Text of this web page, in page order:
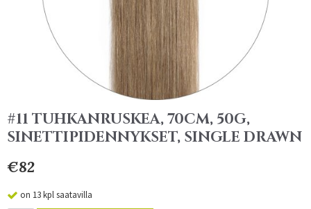
#11 TUHKANRUSKEA, 70CM, 50G,
SINETTIPIDENNYKSET, SINGLE DRAWN
€82
on 13 kpl saatavilla